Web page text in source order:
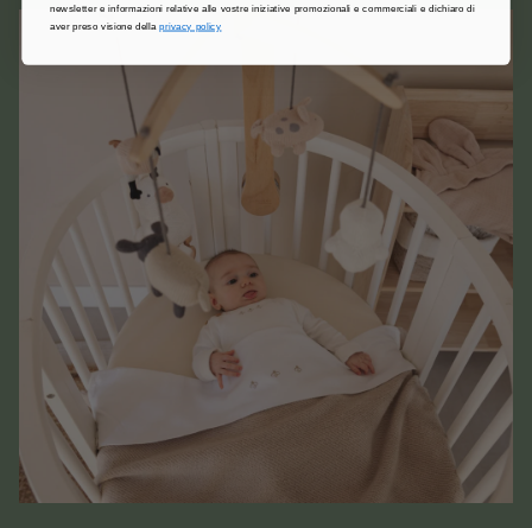
newsletter e informazioni relative alle vostre iniziative promozionali e commerciali e dichiaro di
aver preso visione dellaprivacy policy